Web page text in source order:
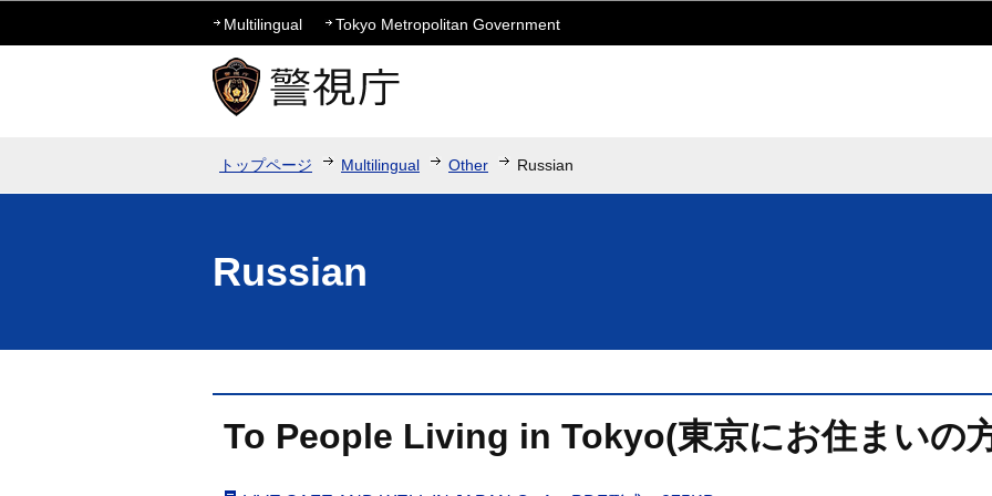
Multilingual Tokyo Metropolitan Government
トップページ Multilingual Other Russian
Russian
To People Living in Tokyo(東京にお住まいの